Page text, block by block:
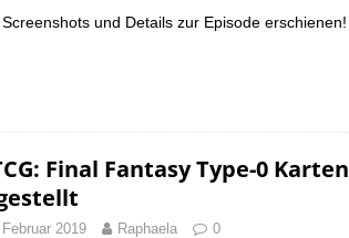
und Details zur Episode erschienen!
Final Fantasy Type-0 Karten
2019 Raphaela 0